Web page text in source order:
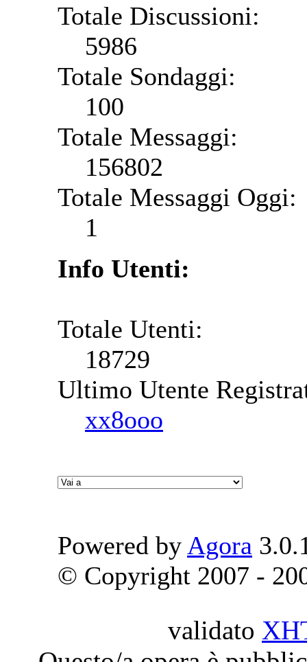
Totale Discussioni:
5986
Totale Sondaggi:
100
Totale Messaggi:
156802
Totale Messaggi Oggi:
1
Info Utenti:
Totale Utenti:
18729
Ultimo Utente
xx8ooo
Powered by Agora
© Copyright 2007 -
validato